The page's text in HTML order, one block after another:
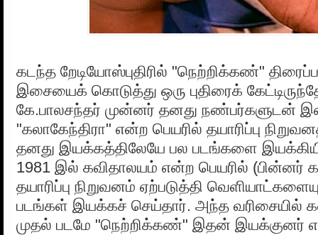
கடந்த றேடியோஸ்புதிரில் "நெற்றிக்கண்"
இசையைக் கொடுத்து ஒரு புதிரைக்
கே.பாலசந்தர் முன்னர் தனது நண்பர்களுடன்
"கலாகேந்திரா" என்ற பெயரில் தயாரிப்பு
தனது இயக்கத்திலேயே பல படங்களை
1981 இல் கவிதாலயம் என்ற பெயரில் (பின்னர்
தயாரிப்பு நிறுவனம் ஏற்படுத்தி
படங்கள் இயக்கச் செய்தார். அந்த வரிசையில்
முதல் படமே "நெற்றிக்கண்" இதன் இயக்குனர்